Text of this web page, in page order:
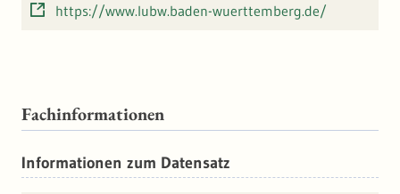
https://www.lubw.baden-wuerttemberg.de/
Fachinformationen
Informationen zum Datensatz